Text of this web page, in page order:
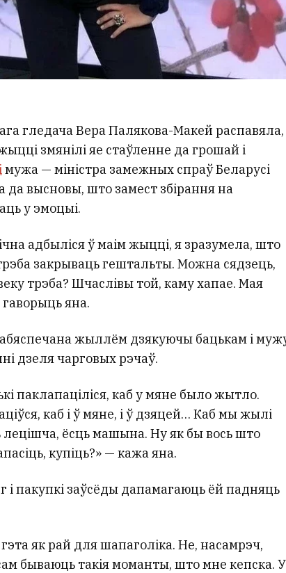
гледача Вера Палякова-Макей распавяла,
змянілі яе стаўленне да грошай і
мужа — міністра замежных спраў Беларусі
высновы, што замест збірання на
у эмоцыі.
адбыліся ў маім жыцці, я зразумела, што
закрываць гештальты. Можна сядзець,
трэба? Шчаслівы той, каму хапае. Мая
яна.
жыллём дзякуючы бацькам і
дзеля чарговых рэчаў.
паклапаціліся, каб у мяне было жытло.
каб і ў мяне, і ў дзяцей… Каб мы жылі
ёсць машына. Ну як бы вось што
купіць?» — кажа яна.
пакупкі заўсёды дапамагаюць ёй падняць
як рай для шапаголіка. Не, насамрэч,
бываюць такія моманты, што мне кепска. У